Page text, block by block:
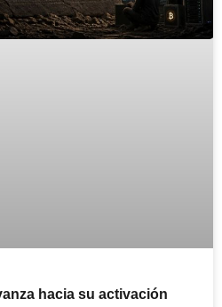
hacia su activación